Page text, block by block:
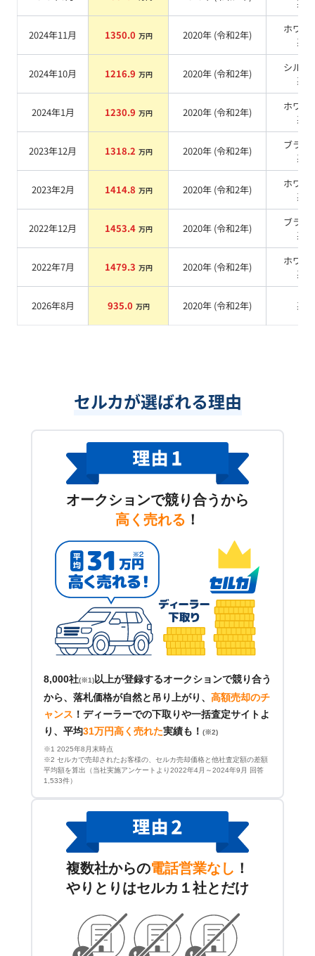
系
2024年11月 1350.0 万円 2020年 (令和2年)
ホワイ
系
2024年10月 1216.9 万円 2020年 (令和2年)
シルバ
系
2024年1月 1230.9 万円 2020年 (令和2年)
ホワイ
系
2023年12月 1318.2 万円 2020年 (令和2年)
ブラッ
系
2023年2月 1414.8 万円 2020年 (令和2年)
ホワイ
系
2022年12月 1453.4 万円 2020年 (令和2年)
ブラッ
系
2022年7月 1479.3 万円 2020年 (令和2年)
ホワイ
系
2026年8月 935.0 万円 2020年 (令和2年) 系
セルカが選ばれる理由
オークションで競り合うから
高く売れる ！
8,000社(※1) 以上が登録するオークションで競り合う
から、落札価格が自然と吊り上がり、 高額売却のチ
ャンス ！ ディーラーでの下取りや一括査定サイトよ
り、平均31万円高く売れた実績も！ (※2)
※1 2025年8月末時点
※2 セルカで売却されたお客様の、セルカ売却価格と他社査定額の差額
平均額を算出（当社実施アンケートより2022年4月～2024年9月 回答
1,533件）
複数社からの電話営業なし ！
やりとりはセルカ１社とだけ